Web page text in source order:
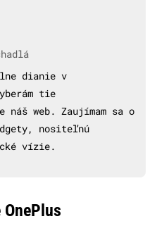
dianie v
tie
náš web. Zaujímam sa o
nositeľnú
vízie.